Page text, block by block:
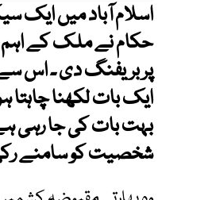
اسلام آباد میں ایک
حکام نے ملک کے اہم
پر بریفنگ دی ۔ اس
ایک بات لکھنا
بہت بات کی جا رہی
شخصیت کو سامنے